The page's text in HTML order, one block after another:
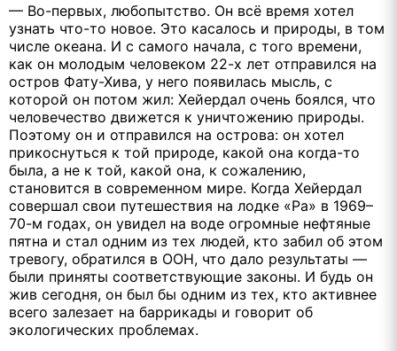
— Во-первых, любопытство. Он всё время хотел
узнать что-то новое. Это касалось и природы, в том
числе океана. И с самого начала, с того времени,
как он молодым человеком 22-х лет отправился на
остров Фату-Хива, у него появилась мысль, с
которой он потом жил: Хейердал очень боялся, что
человечество движется к уничтожению природы.
Поэтому он и отправился на острова: он хотел
прикоснуться к той природе, какой она когда-то
была, а не к той, какой она, к сожалению,
становится в современном мире. Когда Хейердал
совершал свои путешествия на лодке «Ра» в 1969–
70-м годах, он увидел на воде огромные нефтяные
пятна и стал одним из тех людей, кто забил об этом
тревогу, обратился в ООН, что дало результаты —
были приняты соответствующие законы. И будь он
жив сегодня, он был бы одним из тех, кто активнее
всего залезает на баррикады и говорит об
экологических проблемах.